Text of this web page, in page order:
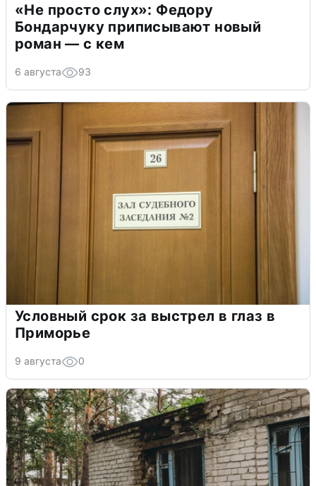
«Не просто слух»: Федору
Бондарчуку приписывают новый
роман — с кем
6 августа 93
Условный срок за выстрел в глаз в
Приморье
9 августа 0